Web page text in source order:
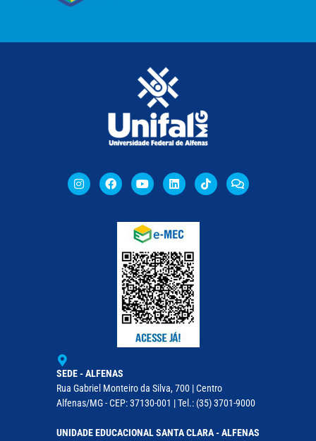
SEDE - ALFENAS
Rua Gabriel Monteiro da Silva, 700 | Centro
Alfenas/MG - CEP: 37130-001 | Tel.: (35) 3701-9000
UNIDADE EDUCACIONAL SANTA CLARA - ALFENAS